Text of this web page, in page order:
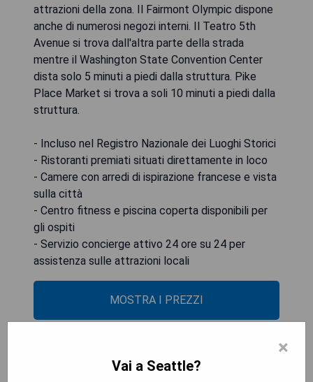
attrazioni della zona. Il Fairmont Olympic dispone
anche di numerosi negozi interni. Il Teatro 5th
Avenue si trova dall'altra parte della strada
mentre il Washington State Convention Center
dista solo 5 minuti a piedi dalla struttura. Pike
Place Market si trova a soli 10 minuti a piedi dalla
struttura.
- Incluso nel Registro Nazionale dei Luoghi Storici
- Ristoranti premiati situati direttamente in loco
- Camere con arredi di ispirazione francese e vista
sulla città
- Centro fitness e piscina coperta disponibili per
gli ospiti
- Servizio concierge attivo 24 ore su 24 per
assistenza sulle attrazioni locali
MOSTRA I PREZZI
The Charter Hotel Seattle
×
Vai a Seattle?